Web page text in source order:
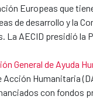
Europeas que
de desarrollo y la
AECID presidió la
General de Ayuda
Humanitaria
con fondos